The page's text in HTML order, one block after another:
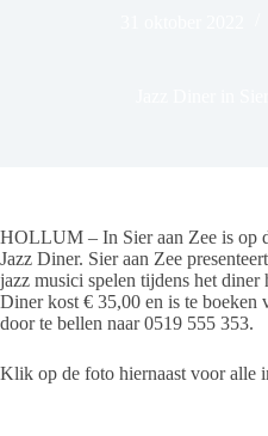
HOLLUM – In Sier aan Zee is op
Jazz Diner. Sier aan Zee
jazz musici spelen tijdens het diner
Diner kost € 35,00 en is te boeken
door te bellen naar 0519 555 353.
Klik op de foto hiernaast voor alle